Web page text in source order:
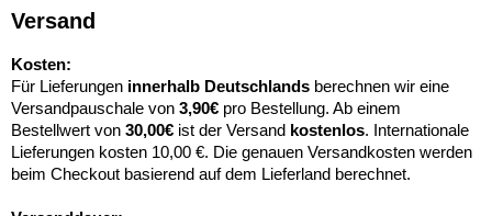
Versand
Kosten:
Für Lieferungen innerhalb Deutschlands berechnen wir eine
Versandpauschale von 3,90€ pro Bestellung. Ab einem
Bestellwert von 30,00€ ist der Versand kostenlos. Internationale
Lieferungen kosten 10,00 €. Die genauen Versandkosten werden
beim Checkout basierend auf dem Lieferland berechnet.